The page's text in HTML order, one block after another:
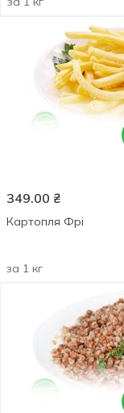
349.00 ₴
Картопля Фрі
за 1 кг